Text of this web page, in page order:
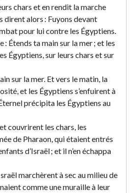
chars et en rendit la marche
dirent alors : Fuyons devant
pour lui contre les Égyptiens.
: Étends ta main sur la mer ; et les
Égyptiens, sur leurs chars et sur
sur la mer. Et vers le matin, la
et les Égyptiens s’enfuirent à
précipita les Égyptiens au
couvrirent les chars, les
de Pharaon, qui étaient entrés
d’Israël ; et il n’en échappa
marchèrent à sec au milieu de
comme une muraille à leur